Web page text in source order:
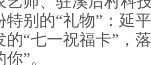
特别的“礼物”：延
的“七一祝福卡”，
”。